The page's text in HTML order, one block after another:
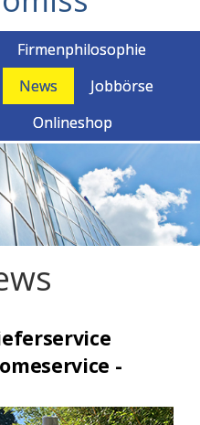
Firmenphilosophie
News
Jobbörse
Onlineshop
-